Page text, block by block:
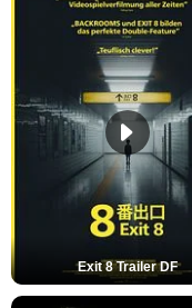
Exit 8 Trailer DF